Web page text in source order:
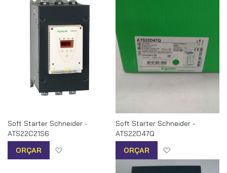
Soft Starter Schneider -
ATS22C21S6
ORÇAR
Adicionar à lista de desejos
Soft Starter Schneider -
ATS22D47Q
ORÇAR